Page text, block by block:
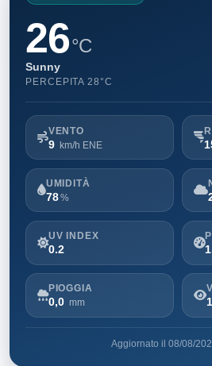
26°C
Sunny
PERCEPITA 28°C
VENTO
9 km/h ENE
UMIDITÀ
78 %
UV INDEX
0.2
PIOGGIA
0,0 mm
Aggiornato il 08/08/